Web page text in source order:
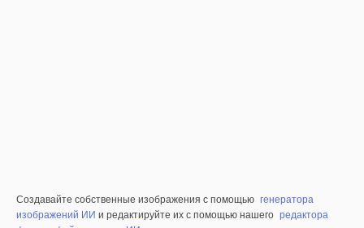
Создавайте собственные изображения с помощью генератора
изображений ИИ и редактируйте их с помощью нашего редактора